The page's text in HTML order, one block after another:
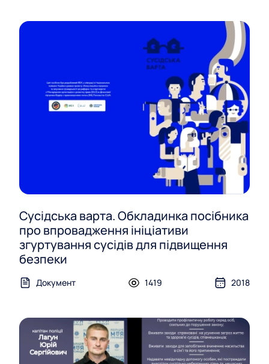
Сусідська варта. Обкладинка посібника
про впровадження ініціативи
згуртування сусідів для підвищення
безпеки
Документ 1419 2018